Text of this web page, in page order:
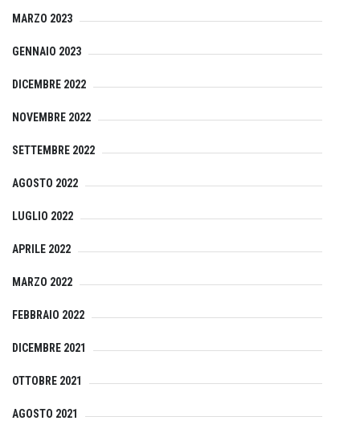
MARZO 2023
GENNAIO 2023
DICEMBRE 2022
NOVEMBRE 2022
SETTEMBRE 2022
AGOSTO 2022
LUGLIO 2022
APRILE 2022
MARZO 2022
FEBBRAIO 2022
DICEMBRE 2021
OTTOBRE 2021
AGOSTO 2021